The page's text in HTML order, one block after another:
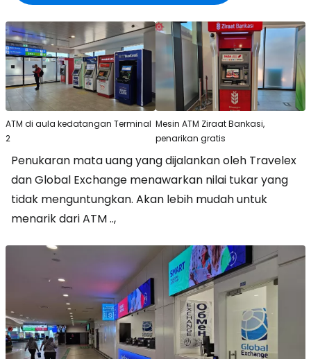
ATM di aula kedatangan Terminal
2
Mesin ATM Ziraat Bankasi,
penarikan gratis
Penukaran mata uang yang dijalankan oleh Travelex
dan Global Exchange menawarkan nilai tukar yang
tidak menguntungkan. Akan lebih mudah untuk
menarik dari ATM ..,